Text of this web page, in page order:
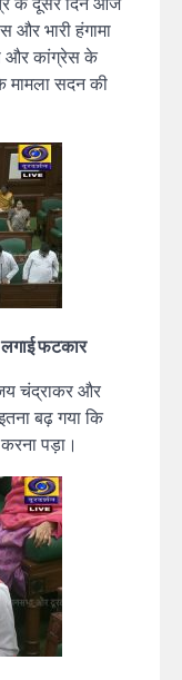
भारी हंगामा
और कांग्रेस के
मामला सदन की
लगाई फटकार
चंद्राकर और
बढ़ गया कि
पड़ा।